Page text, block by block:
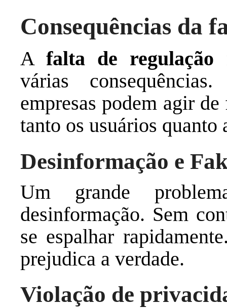
Consequências da
Afalta de regulação
várias
empresas podem agir
tanto os usuários quanto
Desinformação e
Um grande
desinformação. Sem
se espalhar
prejudica a verdade.
Violação de